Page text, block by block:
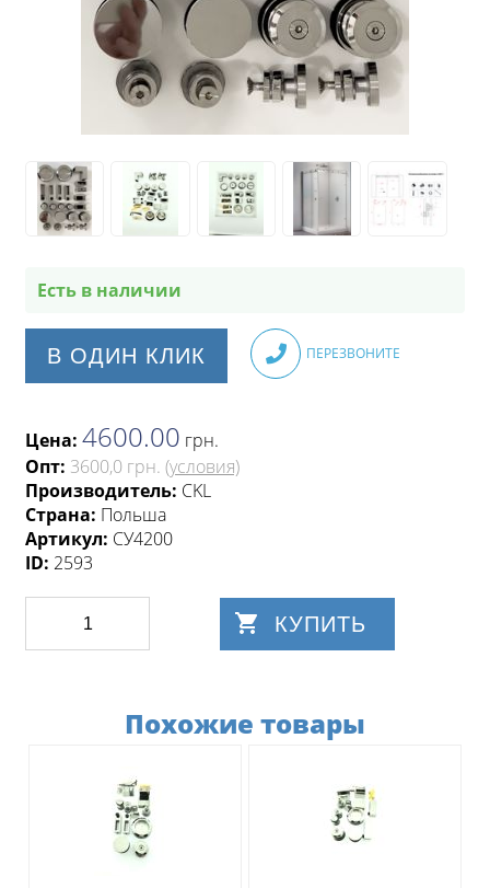
Есть в наличии
В ОДИН КЛИК ПЕРЕЗВОНИТЕ
Цена: 4600.00 грн.
Опт: 3600,0 грн. (условия)
Производитель: CKL
Страна: Польша
Артикул: СУ4200
ID: 2593
КУПИТЬ
Похожие товары